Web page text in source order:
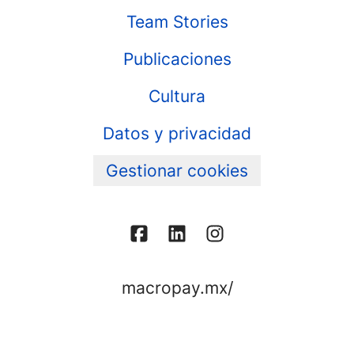
Team Stories
Publicaciones
Cultura
Datos y privacidad
Gestionar cookies
macropay.mx/